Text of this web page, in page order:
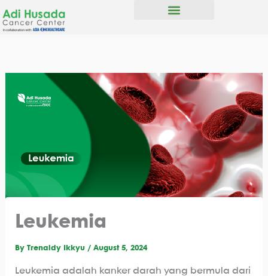
to
Leukemia
By Trenaldy Ikkyu / August 5, 2024
Leukemia adalah kanker darah yang bermula dari